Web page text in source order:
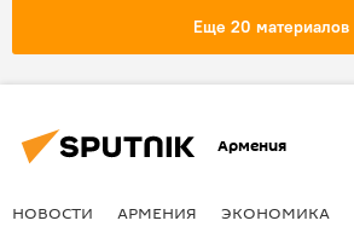
Еще 20 материалов
Армения
НОВОСТИ АРМЕНИЯ ЭКОНОМИКА